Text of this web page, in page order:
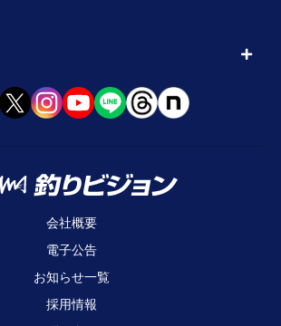
会社概要
電子公告
お知らせ一覧
採用情報